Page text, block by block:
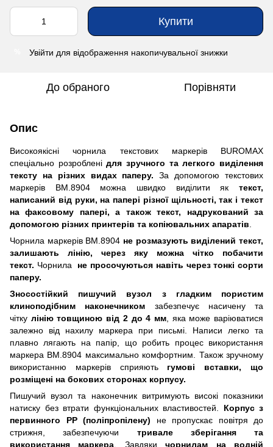
Купити
Увійти для відображення накопичувальної знижки
До обраного Порівняти
Опис
Високоякісні чорнила текстових маркерів BUROMAX
спеціально розробленідля зручного та легкого виділення
тексту на різних видах паперу.За допомогою текстових
маркерів BM.8904 можна швидко виділити як текст,
написаний від руки, на папері різної щільності, так і текст
на факсовому папері, а також текст, надрукований за
допомогою різних принтерів та копіювальних апаратів
Чорнила маркерів BM.8904 не розмазують виділений текст,
залишають лінію, через яку можна чітко побачити
текст. Чорнила не просочуються навіть через тонкі сорти
паперу.
Зносостійкий пишучий вузол з гладким пористим
клиноподібним наконечником забезпечує насичену та
чітку лінію товщиною від 2 до 4 мм, яка може варіюватися
залежно від нахилу маркера при письмі. Написи легко та
плавно лягають на папір, що робить процес використання
маркера BM.8904 максимально комфортним. Також зручному
використанню маркерів сприяють гумові вставки, що
розміщені на бокових сторонах корпусу.
Пишучий вузол та наконечник витримують високі показники
натиску без втрати функціональних властивостей. Корпус з
первинного PP (поліпропілену) не пропускає повітря до
стрижня, забезпечуючи тривале зберігання та
використання маркера . Завдякичорнилам на водній